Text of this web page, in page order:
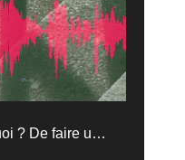
« Elle attend quoi ? De faire un orphelin ? »